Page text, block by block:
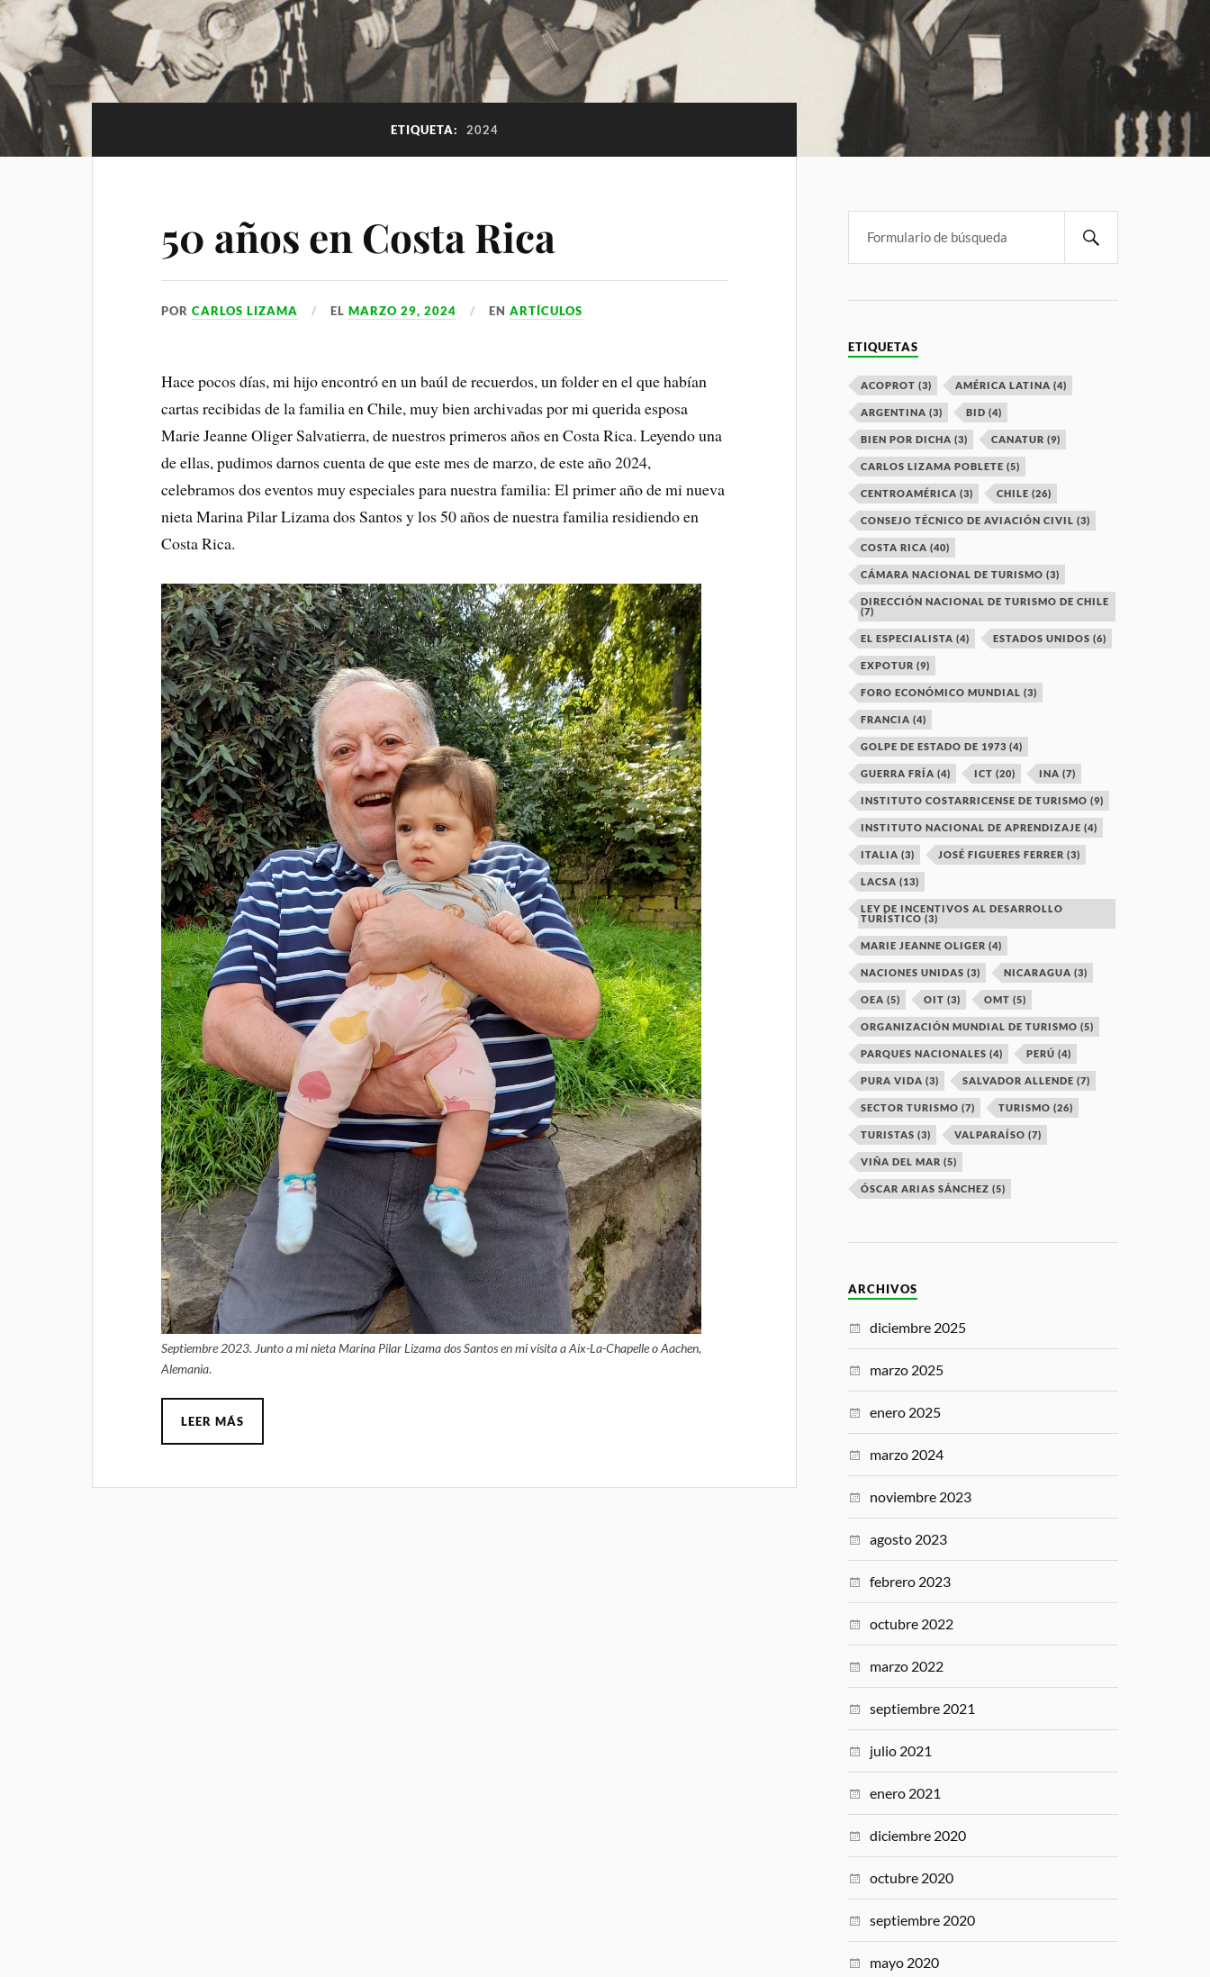
ETIQUETA: 2024
50 años en Costa Rica
PORCARLOS LIZAMA ELMARZO 29, 2024 ENARTÍCULOS
Hace pocos días, mi hijo encontró en un baúl de recuerdos, un folder en el que habían
cartas recibidas de la familia en Chile, muy bien archivadas por mi querida esposa
Marie Jeanne Oliger Salvatierra, de nuestros primeros años en Costa Rica. Leyendo una
de ellas, pudimos darnos cuenta de que este mes de marzo, de este año 2024,
celebramos dos eventos muy especiales para nuestra familia: El primer año de mi nueva
nieta Marina Pilar Lizama dos Santos y los 50 años de nuestra familia residiendo en
Costa Rica.
Septiembre 2023. Junto a mi nieta Marina Pilar Lizama dos Santos en mi visita a Aix-La-Chapelle o Aachen,
Alemania.
LEER MÁS
ETIQUETAS
ACOPROT (3) AMÉRICA LATINA (4)
ARGENTINA (3) BID (4)
BIEN POR DICHA (3) CANATUR (9)
CARLOS LIZAMA POBLETE (5)
CENTROAMÉRICA (3) CHILE (26)
CONSEJO TÉCNICO DE AVIACIÓN CIVIL (3)
COSTA RICA (40)
CÁMARA NACIONAL DE TURISMO (3)
DIRECCIÓN NACIONAL DE TURISMO DE CHILE
(7)
EL ESPECIALISTA (4) ESTADOS UNIDOS (6)
EXPOTUR (9)
FORO ECONÓMICO MUNDIAL (3)
FRANCIA (4)
GOLPE DE ESTADO DE 1973 (4)
GUERRA FRÍA (4) ICT (20) INA (7)
INSTITUTO COSTARRICENSE DE TURISMO (9)
INSTITUTO NACIONAL DE APRENDIZAJE (4)
ITALIA (3) JOSÉ FIGUERES FERRER (3)
LACSA (13)
LEY DE INCENTIVOS AL DESARROLLO
TURÍSTICO (3)
MARIE JEANNE OLIGER (4)
NACIONES UNIDAS (3) NICARAGUA (3)
OEA (5) OIT (3) OMT (5)
ORGANIZACIÓN MUNDIAL DE TURISMO (5)
PARQUES NACIONALES (4) PERÚ (4)
PURA VIDA (3) SALVADOR ALLENDE (7)
SECTOR TURISMO (7) TURISMO (26)
TURISTAS (3) VALPARAÍSO (7)
VIÑA DEL MAR (5)
ÓSCAR ARIAS SÁNCHEZ (5)
ARCHIVOS
diciembre 2025
marzo 2025
enero 2025
marzo 2024
noviembre 2023
agosto 2023
febrero 2023
octubre 2022
marzo 2022
septiembre 2021
julio 2021
enero 2021
diciembre 2020
octubre 2020
septiembre 2020
mayo 2020
pa
m
m
p
a
r
i